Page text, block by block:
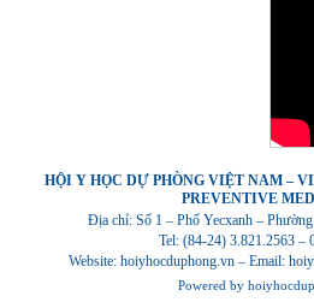
HỘI Y HỌC DỰ PHÒNG VIỆT NAM –
PREVENTIVE
Địa chỉ: Số 1 – Phố Yecxanh –
Tel: (84-24) 3.821.2563 –
Website: hoiyhocduphong.vn – Email:
Powered by